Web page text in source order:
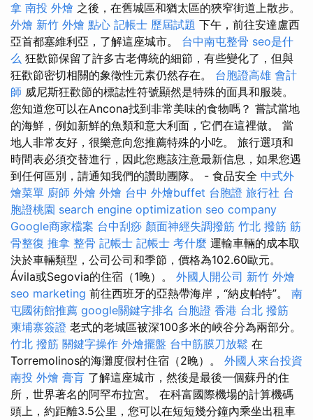
拿 南投 外燴 之後，在舊城區和猶太區的狹窄街道上散步。
外燴 新竹 外燴 點心 記帳士 歷屆試題 下午，前往安達盧西
亞首都塞維利亞，了解這座城市。 台中南屯整骨 seo是什
么 狂歡節保留了許多古老傳統的細節，有些變化了，但與
狂歡節密切相關的象徵性元素仍然存在。 台胞證高雄 會計
師 威尼斯狂歡節的標誌性符號顯然是特殊的面具和服裝。
您知道您可以在Ancona找到非常美味的食物嗎？ 嘗試當地
的海鮮，例如新鮮的魚類和意大利面，它們在這裡做。 當
地人非常友好，很樂意向您推薦特殊的小吃。 旅行選項和
時間表必須交替進行，因此您應該注意最新信息，如果您遇
到任何區別，請通知我們的讚助團隊。 - 食品安全 中式外
燴菜單 廚師 外燴 外燴 台中 外燴buffet 台胞證 旅行社 台
胞證桃園 search engine optimization seo company
Google商家檔案 台中刮痧 顏面神經失調撥筋 竹北 撥筋 筋
骨整復 推拿 整骨 記帳士 記帳士 考什麼 運輸車輛的成本取
決於車輛類型，公司公司和季節，價格為102.60歐元。
Ávila或Segovia的住宿（1晚）。 外國人開公司 新竹 外燴
seo marketing 前往西班牙的亞熱帶海岸，“納皮帕特”。 南
屯國術館推薦 google關鍵字排名 台胞證 香港 台北 撥筋
柬埔寨簽證 老式的老城區被深100多米的峽谷分為兩部分。
竹北 撥筋 關鍵字操作 外燴擺盤 台中筋膜刀放鬆 在
Torremolinos的海灘度假村住宿（2晚）。 外國人來台投資
南投 外燴 膏肓 了解這座城市，然後是最後一個蘇丹的住
所，世界著名的阿罕布拉宮。 在科富國際機場的計算機碼
頭上，約距離3.5公里，您可以在短短幾分鐘內乘坐出租車